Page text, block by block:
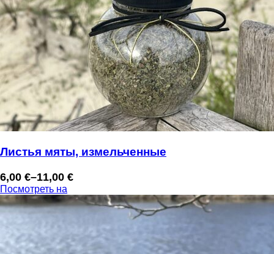
Листья мяты, измельченные
6,00 €–11,00 €
Диапазон
цен:
6,00 €
11,00 €
Посмотреть на